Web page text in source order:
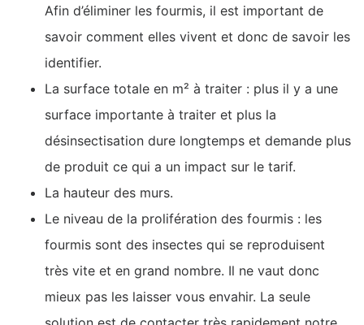
Afin d’éliminer les fourmis, il est important de
savoir comment elles vivent et donc de savoir les
identifier.
La surface totale en m² à traiter : plus il y a une
surface importante à traiter et plus la
désinsectisation dure longtemps et demande plus
de produit ce qui a un impact sur le tarif.
La hauteur des murs.
Le niveau de la prolifération des fourmis : les
fourmis sont des insectes qui se reproduisent
très vite et en grand nombre. Il ne vaut donc
mieux pas les laisser vous envahir. La seule